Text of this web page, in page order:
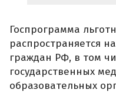
Госпрограмма
распространяется
граждан РФ, в том
государственных
образовательных